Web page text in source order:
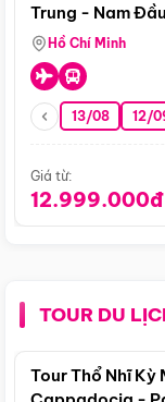
Trung - Nam
Hồ Chí Minh
13/08 12/
Giá từ:
12.999.000đ
TOUR DU
Tour Thổ Nhĩ